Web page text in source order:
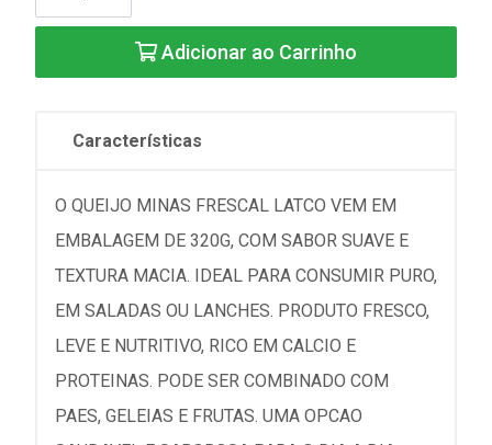
Adicionar ao Carrinho
Características
O QUEIJO MINAS FRESCAL LATCO VEM EM
EMBALAGEM DE 320G, COM SABOR SUAVE E
TEXTURA MACIA. IDEAL PARA CONSUMIR PURO,
EM SALADAS OU LANCHES. PRODUTO FRESCO,
LEVE E NUTRITIVO, RICO EM CALCIO E
PROTEINAS. PODE SER COMBINADO COM
PAES, GELEIAS E FRUTAS. UMA OPCAO